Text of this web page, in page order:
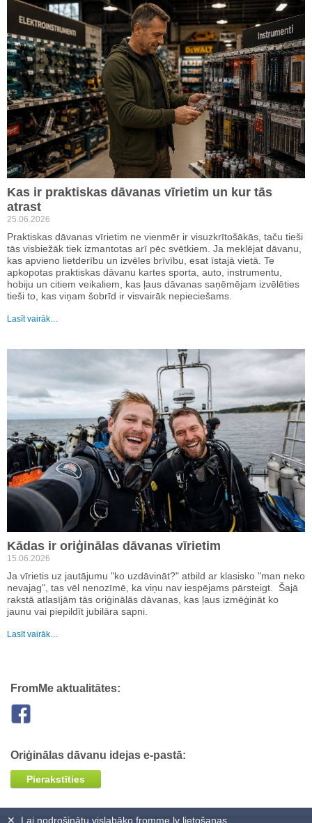
Kas ir praktiskas dāvanas vīrietim un kur tās
atrast
25.06.2026
Praktiskas dāvanas vīrietim ne vienmēr ir visuzkrītošākās, taču tieši
tās visbiežāk tiek izmantotas arī pēc svētkiem. Ja meklējat dāvanu,
kas apvieno lietderību un izvēles brīvību, esat īstajā vietā. Te
apkopotas praktiskas dāvanu kartes sporta, auto, instrumentu,
hobiju un citiem veikaliem, kas ļaus dāvanas saņēmējam izvēlēties
tieši to, kas viņam šobrīd ir visvairāk nepieciešams.
Lasīt vairāk…
Kādas ir oriģinālas dāvanas vīrietim
15.06.2026
Ja vīrietis uz jautājumu "ko uzdāvināt?" atbild ar klasisko "man neko
nevajag", tas vēl nenozīmē, ka viņu nav iespējams pārsteigt. Šajā
rakstā atlasījām tās oriģinālās dāvanas, kas ļaus izmēģināt ko
jaunu vai piepildīt jubilāra sapni.
Lasīt vairāk…
FromMe aktualitātes:
Oriģinālas dāvanu idejas e-pastā:
Pierakstīties
Lai nodrošinātu vislabāko fromme.lv lietošanas
✕